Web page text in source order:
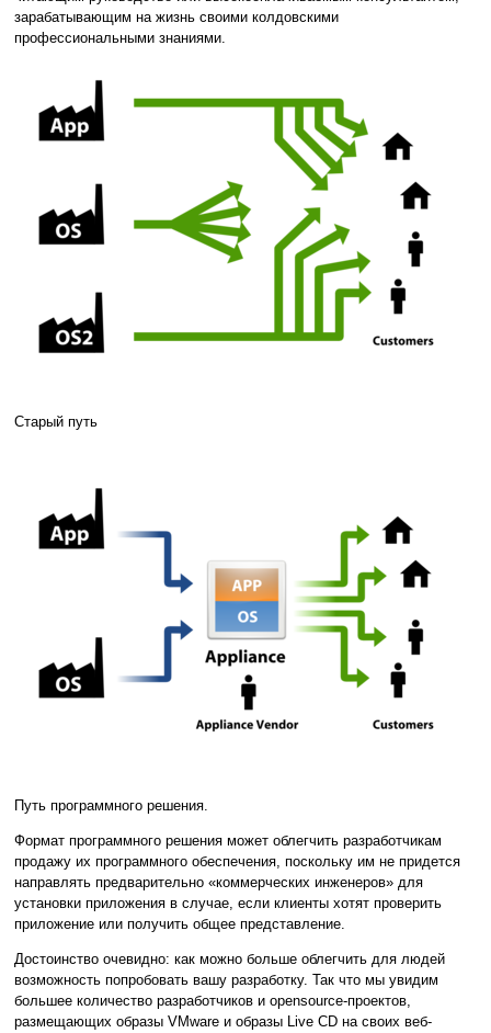
зарабатывающим на жизнь своими колдовскими
профессиональными знаниями.
Старый путь
Путь программного решения.
Формат программного решения может облегчить разработчикам
продажу их программного обеспечения, поскольку им не придется
направлять предварительно «коммерческих инженеров» для
установки приложения в случае, если клиенты хотят проверить
приложение или получить общее представление.
Достоинство очевидно: как можно больше облегчить для людей
возможность попробовать вашу разработку. Так что мы увидим
большее количество разработчиков и opensource-проектов,
размещающих образы VMware и образы Live CD на своих веб-